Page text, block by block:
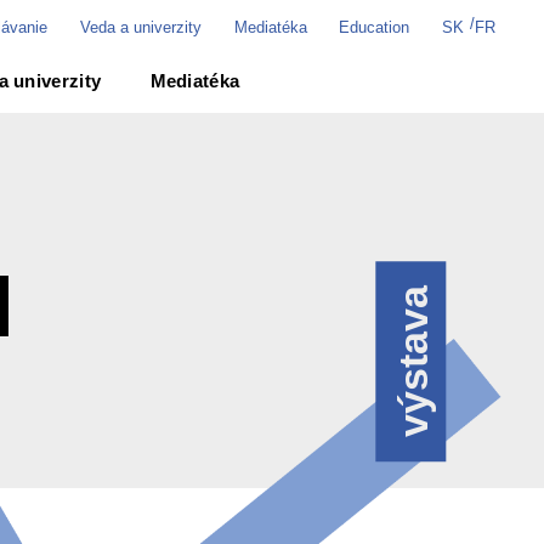
Veda a univerzity Mediatéka Education
univerzity Mediatéka
výstava